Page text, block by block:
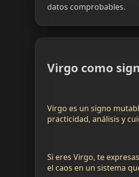
datos comprobables.
Virgo como
Virgo es un signo
practicidad, análisis y
Si eres Virgo, te
el caos en un sistema